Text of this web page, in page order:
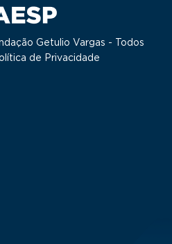
Getulio Vargas - Todos
de Privacidade